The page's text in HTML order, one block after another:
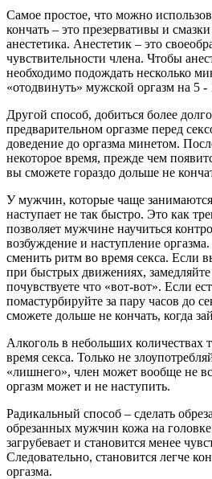
Самое простое, что можно
кончать – это презервативы и
анестетика. Анестетик – это
чувствительности члена. Чтобы
необходимо подождать несколько
«отодвинуть» мужской оргазм на 5 -
Другой способ, добиться более
предварительном оргазме перед
доведение до оргазма минетом.
некоторое время, прежде чем
вы сможете гораздо дольше не
У мужчин, которые чаще
наступает не так быстро. Это как
позволяет мужчине научиться
возбуждение и наступление
сменить ритм во время секса. Если
при быстрых движениях,
почувствуете что «вот-вот». Если
помастурбируйте за пару часов до
сможете дольше не кончать, когда
Алкоголь в небольших количествах
время секса. Только не
«лишнего», член может вообще не
оргазм может и не наступить.
Радикальный способ – сделать
обрезанных мужчин кожа на
загрубевает и становится менее
Следовательно, становится легче
оргазма.